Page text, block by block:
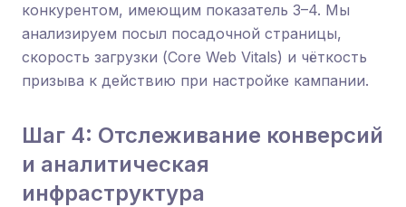
конкурентом, имеющим показатель 3–4. Мы
анализируем посыл посадочной страницы,
скорость загрузки (Core Web Vitals) и чёткость
призыва к действию при настройке кампании.
Шаг 4: Отслеживание конверсий
и аналитическая
инфраструктура